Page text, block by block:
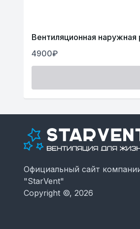
Вентиляционная наружная
4900₽
Официальный сайт
"StarVent"
Copyright ©, 2026